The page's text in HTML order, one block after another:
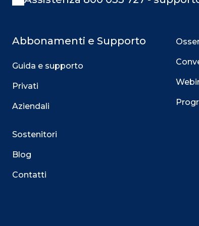
Abbonamenti e Supporto
Guida e supporto
Privati
Aziendali
Sostenitori
Blog
Contatti